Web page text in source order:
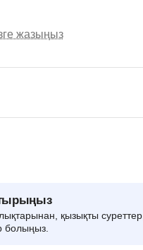
жазыңыз
қызықты суреттер,
болыңыз.